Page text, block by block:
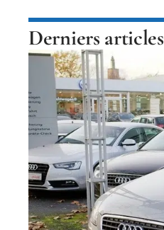
Derniers articles